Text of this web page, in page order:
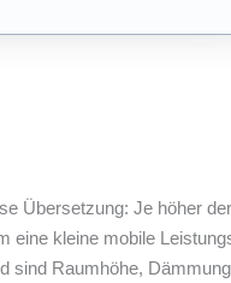
Übersetzung: Je höher
eine kleine mobile
sind Raumhöhe,